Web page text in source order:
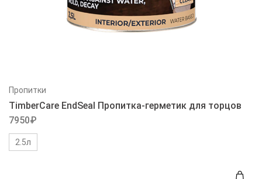
Пропитки
TimberCare EndSeal Пропитка-герметик для торцов
7950₽
2.5л